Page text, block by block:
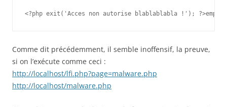
<?php exit('Acces non autorise blablablabla !');
Comme dit précédemment, il semble inoffensif, la preuve,
si on l’exécute comme ceci :
http://localhost/lfi.php?page=malware.php
http://localhost/malware.php